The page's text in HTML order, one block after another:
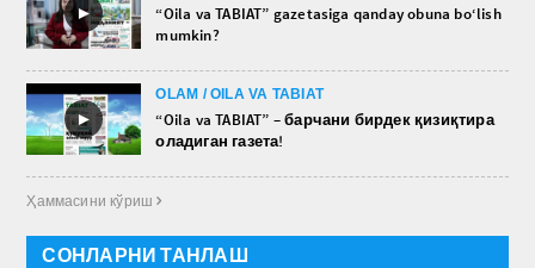
►
“Oila va TABIAT” gazetasiga qanday obuna bo‘lish
mumkin?
►
OLAM / OILA VA TABIAT
“Oila va TABIAT” – барчани бирдек қизиқтира
оладиган газета!
Ҳаммасини кўриш 
СОНЛАРНИ ТАНЛАШ